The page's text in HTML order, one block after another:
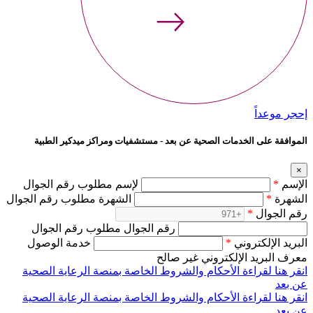
إحجر موعداً
الموافقة على الخدمات الصحية عن بعد - مستشفيات ومراكز ميدكير الطبية
×
الإسم *
لإسم مطلوب رقم الجوال
الشهرة *
الشهرة مطلوب رقم الجوال
رقم الجوال *
رقم الجوال مطلوب رقم الجوال
البريد الإلكتروني *
خدمة الوصول
معرف البريد الإلكتروني غير صالح
انقر هنا لقراءة الأحكام والشروط الخاصة بمنصة الرعاية الصحية
عن بعد
انقر هنا لقراءة الأحكام والشروط الخاصة بمنصة الرعاية الصحية
عن بعد